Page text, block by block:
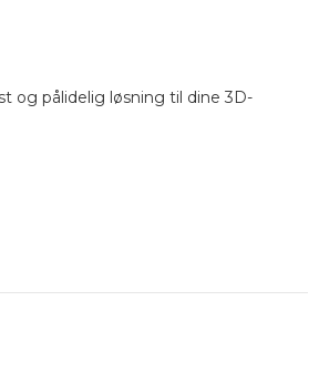
og pålidelig løsning til dine 3D-